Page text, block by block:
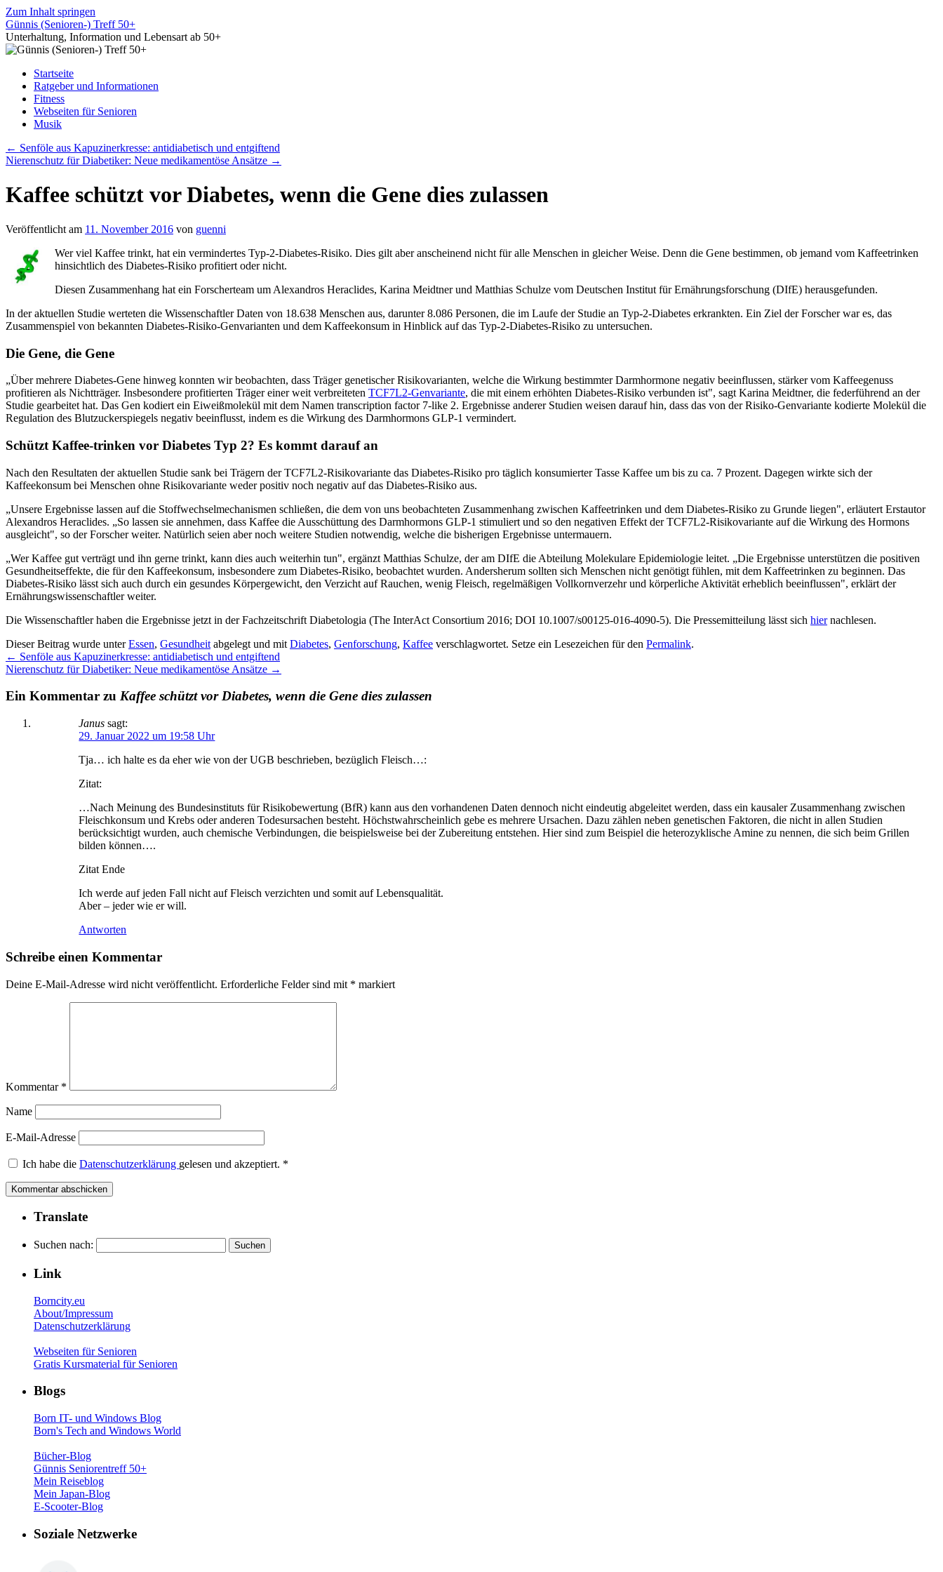
Zum Inhalt springen
Günnis (Senioren-) Treff 50+
Unterhaltung, Information und Lebensart ab 50+
Startseite
Ratgeber und Informationen
Fitness
Webseiten für Senioren
Musik
← Senföle aus Kapuzinerkresse: antidiabetisch und entgiftend
Nierenschutz für Diabetiker: Neue medikamentöse Ansätze →
Kaffee schützt vor Diabetes, wenn die Gene dies zulassen
Veröffentlicht am 11. November 2016 von guenni
Wer viel Kaffee trinkt, hat ein vermindertes Typ-2-Diabetes-Risiko. Dies gilt aber anscheinend nicht für alle Menschen in gleicher Weise. Denn die Gene bestimmen, ob jemand vom Kaffeetrinken
hinsichtlich des Diabetes-Risiko profitiert oder nicht.
Diesen Zusammenhang hat ein Forscherteam um Alexandros Heraclides, Karina Meidtner und Matthias Schulze vom Deutschen Institut für Ernährungsforschung (DIfE) herausgefunden.
In der aktuellen Studie werteten die Wissenschaftler Daten von 18.638 Menschen aus, darunter 8.086 Personen, die im Laufe der Studie an Typ-2-Diabetes erkrankten. Ein Ziel der Forscher war es, das
Zusammenspiel von bekannten Diabetes-Risiko-Genvarianten und dem Kaffeekonsum in Hinblick auf das Typ-2-Diabetes-Risiko zu untersuchen.
Die Gene, die Gene
„Über mehrere Diabetes-Gene hinweg konnten wir beobachten, dass Träger genetischer Risikovarianten, welche die Wirkung bestimmter Darmhormone negativ beeinflussen, stärker vom Kaffeegenuss
profitieren als Nichtträger. Insbesondere profitierten Träger einer weit verbreiteten TCF7L2-Genvariante, die mit einem erhöhten Diabetes-Risiko verbunden ist", sagt Karina Meidtner, die federführend an der
Studie gearbeitet hat. Das Gen kodiert ein Eiweißmolekül mit dem Namen transcription factor 7-like 2. Ergebnisse anderer Studien weisen darauf hin, dass das von der Risiko-Genvariante kodierte Molekül die
Regulation des Blutzuckerspiegels negativ beeinflusst, indem es die Wirkung des Darmhormons GLP-1 vermindert.
Schützt Kaffee-trinken vor Diabetes Typ 2? Es kommt darauf an
Nach den Resultaten der aktuellen Studie sank bei Trägern der TCF7L2-Risikovariante das Diabetes-Risiko pro täglich konsumierter Tasse Kaffee um bis zu ca. 7 Prozent. Dagegen wirkte sich der
Kaffeekonsum bei Menschen ohne Risikovariante weder positiv noch negativ auf das Diabetes-Risiko aus.
„Unsere Ergebnisse lassen auf die Stoffwechselmechanismen schließen, die dem von uns beobachteten Zusammenhang zwischen Kaffeetrinken und dem Diabetes-Risiko zu Grunde liegen", erläutert Erstautor
Alexandros Heraclides. „So lassen sie annehmen, dass Kaffee die Ausschüttung des Darmhormons GLP-1 stimuliert und so den negativen Effekt der TCF7L2-Risikovariante auf die Wirkung des Hormons
ausgleicht", so der Forscher weiter. Natürlich seien aber noch weitere Studien notwendig, welche die bisherigen Ergebnisse untermauern.
„Wer Kaffee gut verträgt und ihn gerne trinkt, kann dies auch weiterhin tun", ergänzt Matthias Schulze, der am DIfE die Abteilung Molekulare Epidemiologie leitet. „Die Ergebnisse unterstützen die positiven
Gesundheitseffekte, die für den Kaffeekonsum, insbesondere zum Diabetes-Risiko, beobachtet wurden. Andersherum sollten sich Menschen nicht genötigt fühlen, mit dem Kaffeetrinken zu beginnen. Das
Diabetes-Risiko lässt sich auch durch ein gesundes Körpergewicht, den Verzicht auf Rauchen, wenig Fleisch, regelmäßigen Vollkornverzehr und körperliche Aktivität erheblich beeinflussen", erklärt der
Ernährungswissenschaftler weiter.
Die Wissenschaftler haben die Ergebnisse jetzt in der Fachzeitschrift Diabetologia (The InterAct Consortium 2016; DOI 10.1007/s00125-016-4090-5). Die Pressemitteilung lässt sich hiernachlesen.
Dieser Beitrag wurde unterEssen, Gesundheit abgelegt und mit Diabetes, Genforschung, Kaffee verschlagwortet. Setze ein Lesezeichen für den Permalink.
← Senföle aus Kapuzinerkresse: antidiabetisch und entgiftend
Nierenschutz für Diabetiker: Neue medikamentöse Ansätze →
Ein Kommentar zu Kaffee schützt vor Diabetes, wenn die Gene dies zulassen
Janus sagt:
29. Januar 2022 um 19:58 Uhr
Tja… ich halte es da eher wie von der UGB beschrieben, bezüglich Fleisch…:
Zitat:
…Nach Meinung des Bundesinstituts für Risikobewertung (BfR) kann aus den vorhandenen Daten dennoch nicht eindeutig abgeleitet werden, dass ein kausaler Zusammenhang zwischen
Fleischkonsum und Krebs oder anderen Todesursachen besteht. Höchstwahrscheinlich gebe es mehrere Ursachen. Dazu zählen neben genetischen Faktoren, die nicht in allen Studien
berücksichtigt wurden, auch chemische Verbindungen, die beispielsweise bei der Zubereitung entstehen. Hier sind zum Beispiel die heterozyklische Amine zu nennen, die sich beim Grillen
bilden können….
Zitat Ende
Ich werde auf jeden Fall nicht auf Fleisch verzichten und somit auf Lebensqualität.
Aber – jeder wie er will.
Antworten
Schreibe einen Kommentar
Deine E-Mail-Adresse wird nicht veröffentlicht. Erforderliche Felder sind mit * markiert
Kommentar *
Name
E-Mail-Adresse
Ich habe die Datenschutzerklärung gelesen und akzeptiert. *
Translate
Suchen nach:
Link
Borncity.eu
About/Impressum
Datenschutzerklärung
Webseiten für Senioren
Gratis Kursmaterial für Senioren
Blogs
Born IT- und Windows Blog
Born's Tech and Windows World
Bücher-Blog
Günnis Seniorentreff 50+
Mein Reiseblog
Mein Japan-Blog
E-Scooter-Blog
Soziale Netzwerke